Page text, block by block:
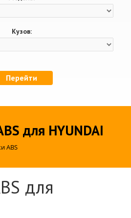
Кузов:
Перейти
для HYUNDAI
ABS
для